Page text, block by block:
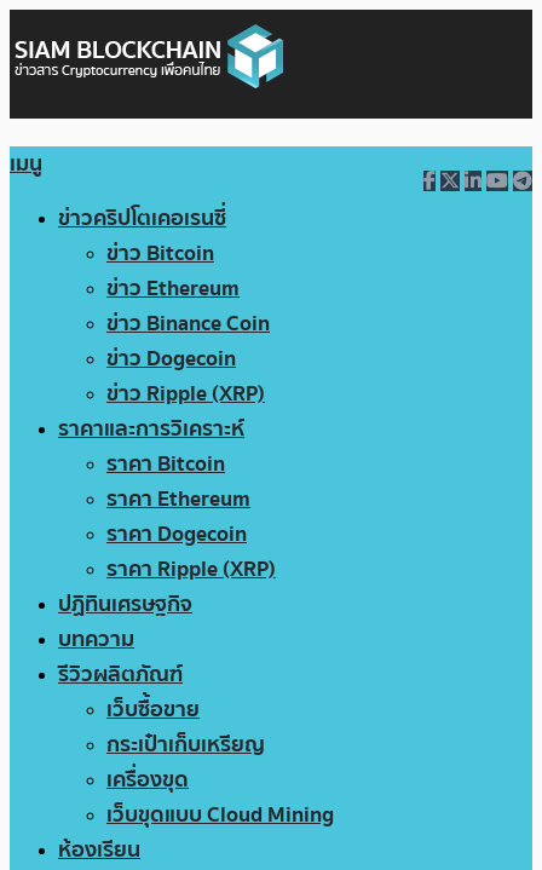
เมนู
ข่าวคริปโตเคอเรนซี่
ข่าว Bitcoin
ข่าว Ethereum
ข่าว Binance Coin
ข่าว Dogecoin
ข่าว Ripple (XRP)
ราคาและการวิเคราะห์
ราคา Bitcoin
ราคา Ethereum
ราคา Dogecoin
ราคา Ripple (XRP)
ปฏิทินเศรษฐกิจ
บทความ
รีวิวผลิตภัณฑ์
เว็บซื้อขาย
กระเป๋าเก็บเหรียญ
เครื่องขุด
เว็บขุดแบบ Cloud Mining
ห้องเรียน